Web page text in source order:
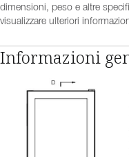
dimensioni, peso e altre
visualizzare ulteriori
Informazioni